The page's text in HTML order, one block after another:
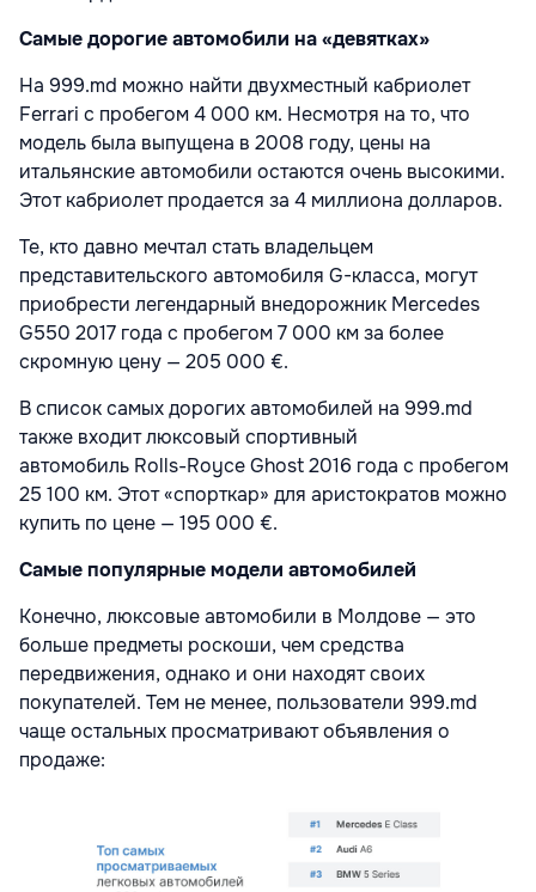
Самые дорогие автомобили на «девятках»
На 999.md можно найти двухместный кабриолет
Ferrari с пробегом 4 000 км. Несмотря на то, что
модель была выпущена в 2008 году, цены на
итальянские автомобили остаются очень высокими.
Этот кабриолет продается за 4 миллиона долларов.
Те, кто давно мечтал стать владельцем
представительского автомобиля G-класса, могут
приобрести легендарный внедорожник Mercedes
G550 2017 года с пробегом 7 000 км за более
скромную цену — 205 000 €.
В список самых дорогих автомобилей на 999.md
также входит люксовый спортивный
автомобиль Rolls-Royce Ghost2016 года с пробегом
25 100 км. Этот «спорткар» для аристократов можно
купить по цене — 195 000 €.
Самые популярные модели автомобилей
Конечно, люксовые автомобили в Молдове — это
больше предметы роскоши, чем средства
передвижения, однако и они находят своих
покупателей. Тем не менее, пользователи 999.md
чаще остальных просматривают объявления о
продаже: